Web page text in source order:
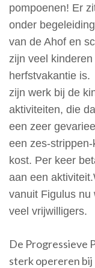
pompoenen! Er
onder
van de Ahof en
zijn veel
herfstvakantie
zijn werk bij de
aktiviteiten, die
een zeer
een zes-
kost. Per keer
aan een
vanuit Figulus nu
veel vrijwilligers.
De Progressieve
sterk opereren